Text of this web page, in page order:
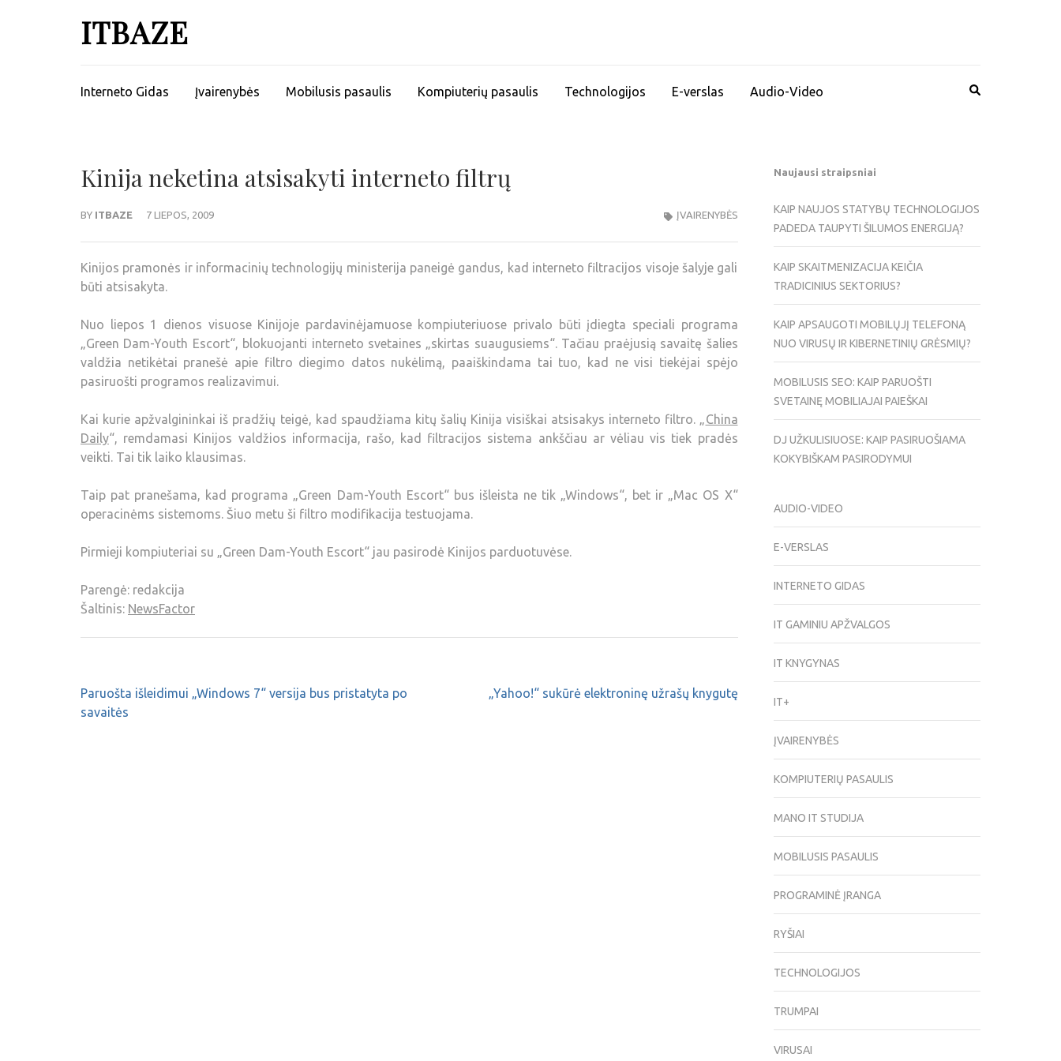
ITBAZE
Interneto Gidas Įvairenybės Mobilusis pasaulis Kompiuterių pasaulis Technologijos E-verslas Audio-Video
Kinija neketina atsisakyti interneto filtrų
BY ITBAZE 7 LIEPOS, 2009 ĮVAIRENYBĖS
Kinijos pramonės ir informacinių technologijų ministerija paneigė gandus, kad interneto filtracijos visoje šalyje gali
būti atsisakyta.
Nuo liepos 1 dienos visuose Kinijoje pardavinėjamuose kompiuteriuose privalo būti įdiegta speciali programa
„Green Dam-Youth Escort“, blokuojanti interneto svetaines „skirtas suaugusiems“. Tačiau praėjusią savaitę šalies
valdžia netikėtai pranešė apie filtro diegimo datos nukėlimą, paaiškindama tai tuo, kad ne visi tiekėjai spėjo
pasiruošti programos realizavimui.
Kai kurie apžvalgininkai iš pradžių teigė, kad spaudžiama kitų šalių Kinija visiškai atsisakys interneto filtro. „China
Daily“, remdamasi Kinijos valdžios informacija, rašo, kad filtracijos sistema ankščiau ar vėliau vis tiek pradės
veikti. Tai tik laiko klausimas.
Taip pat pranešama, kad programa „Green Dam-Youth Escort“ bus išleista ne tik „Windows“, bet ir „Mac OS X“
operacinėms sistemoms. Šiuo metu ši filtro modifikacija testuojama.
Pirmieji kompiuteriai su „Green Dam-Youth Escort“ jau pasirodė Kinijos parduotuvėse.
Parengė: redakcija
Šaltinis: NewsFactor
Paruošta išleidimui „Windows 7“ versija bus pristatyta po
savaitės
„Yahoo!“ sukūrė elektroninę užrašų knygutę
Naujausi straipsniai
KAIP NAUJOS STATYBŲ TECHNOLOGIJOS
PADEDA TAUPYTI ŠILUMOS ENERGIJĄ?
KAIP SKAITMENIZACIJA KEIČIA
TRADICINIUS SEKTORIUS?
KAIP APSAUGOTI MOBILŲJĮ TELEFONĄ
NUO VIRUSŲ IR KIBERNETINIŲ GRĖSMIŲ?
MOBILUSIS SEO: KAIP PARUOŠTI
SVETAINĘ MOBILIAJAI PAIEŠKAI
DJ UŽKULISIUOSE: KAIP PASIRUOŠIAMA
KOKYBIŠKAM PASIRODYMUI
AUDIO-VIDEO
E-VERSLAS
INTERNETO GIDAS
IT GAMINIU APŽVALGOS
IT KNYGYNAS
IT+
ĮVAIRENYBĖS
KOMPIUTERIŲ PASAULIS
MANO IT STUDIJA
MOBILUSIS PASAULIS
PROGRAMINĖ ĮRANGA
RYŠIAI
TECHNOLOGIJOS
TRUMPAI
VIRUSAI